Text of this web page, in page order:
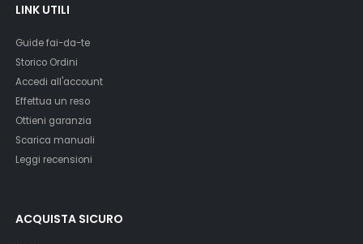
LINK UTILI
Guide fai-da-te
Storico Ordini
Accedi all'account
Effettua un reso
Ottieni garanzia
Scarica manuali
Leggi recensioni
ACQUISTA SICURO